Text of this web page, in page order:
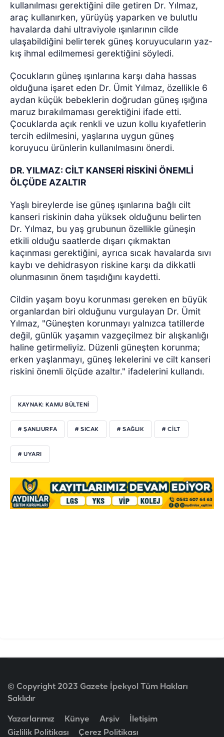
kullanılması gerektiğini dile getiren Dr. Yılmaz,
araç kullanırken, yürüyüş yaparken ve bulutlu
havalarda dahi ultraviyole ışınlarının cilde
ulaşabildiğini belirterek güneş koruyucuların yaz-
kış ihmal edilmemesi gerektiğini söyledi.
Çocukların güneş ışınlarına karşı daha hassas
olduğuna işaret eden Dr. Ümit Yılmaz, özellikle 6
aydan küçük bebeklerin doğrudan güneş ışığına
maruz bırakılmaması gerektiğini ifade etti.
Çocuklarda açık renkli ve uzun kollu kıyafetlerin
tercih edilmesini, yaşlarına uygun güneş
koruyucu ürünlerin kullanılmasını önerdi.
DR. YILMAZ: CİLT KANSERİ RİSKİNİ ÖNEMLİ
ÖLÇÜDE AZALTIR
Yaşlı bireylerde ise güneş ışınlarına bağlı cilt
kanseri riskinin daha yüksek olduğunu belirten
Dr. Yılmaz, bu yaş grubunun özellikle güneşin
etkili olduğu saatlerde dışarı çıkmaktan
kaçınması gerektiğini, ayrıca sıcak havalarda sıvı
kaybı ve dehidrasyon riskine karşı da dikkatli
olunmasının önem taşıdığını kaydetti.
Cildin yaşam boyu korunması gereken en büyük
organlardan biri olduğunu vurgulayan Dr. Ümit
Yılmaz, "Güneşten korunmayı yalnızca tatillerde
değil, günlük yaşamın vazgeçilmez bir alışkanlığı
haline getirmeliyiz. Düzenli güneşten korunma;
erken yaşlanmayı, güneş lekelerini ve cilt kanseri
riskini önemli ölçüde azaltır." ifadelerini kullandı.
KAYNAK: KAMU BÜLTENİ
# ŞANLIURFA # SICAK # SAĞLIK # CİLT
# UYARI
© Copyright 2023 Gazete İpekyol Tüm Hakları
Saklıdır
Yazarlarımız Künye Arşiv
İletişim
Gizlilik Politikası
Çerez Politikası